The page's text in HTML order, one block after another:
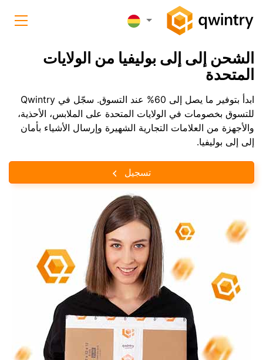
الشحن إلى إلى بوليفيا من الولايات
المتحدة
ابدأ بتوفير ما يصل إلى 60% عند التسوق. سجّل في Qwintry
للتسوق بخصومات في الولايات المتحدة على الملابس، الأحذية،
والأجهزة من العلامات التجارية الشهيرة وإرسال الأشياء بأمان
إلى إلى بوليفيا.
تسجيل